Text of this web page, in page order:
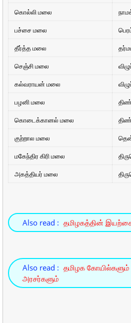
கொல்லி மலை
பச்சை மலை
தீர்த்த மலை
செஞ்சி மலை
கல்வராயன் மலை
பழனி மலை
கொடைக்கானல் மலை
குற்றால மலை
மகேந்திர கிரி மலை
அகத்தியர் மலை
Also read : தமிழகத்தின்
Also read : தமிழக கோயில்களும்
அரசர்களும்